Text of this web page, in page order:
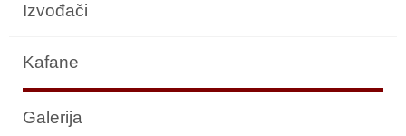
Izvođači
Kafane
Galerija